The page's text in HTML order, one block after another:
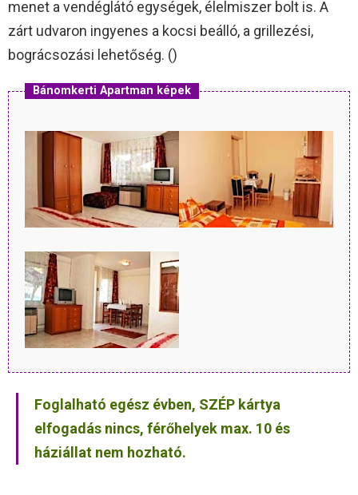
menet a vendéglátó egységek, élelmiszer bolt is. A
zárt udvaron ingyenes a kocsi beálló, a grillezési,
bográcsozási lehetőség. ()
Bánomkerti Apartman képek
Foglalható egész évben, SZÉP kártya
elfogadás nincs, férőhelyek max. 10 és
háziállat nem hozható.